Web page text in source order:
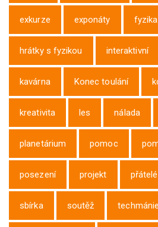
exkurze exponáty fyzika
hrátky s fyzikou interaktivní
kavárna Konec toulání
kreativita les nálada
planetárium pomoc
posezení projekt přátelé
sbírka soutěž techmánie